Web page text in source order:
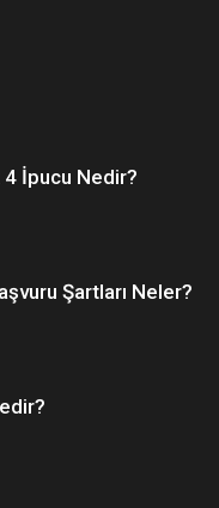
4 İpucu Nedir?
Şartları Neler?